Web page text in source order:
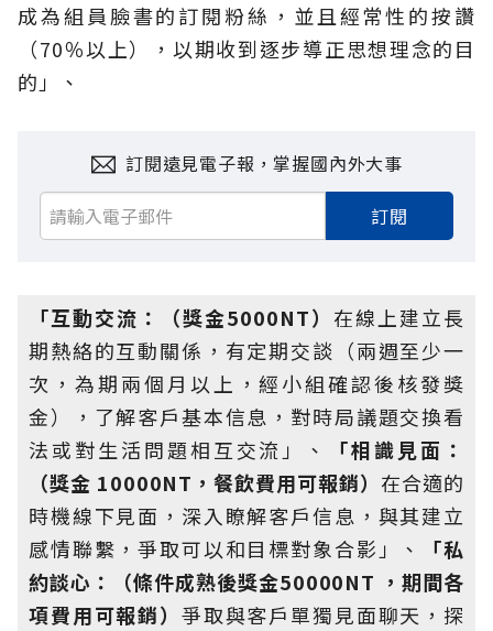
成為組員臉書的訂閱粉絲，並且經常性的按讚
（70％以上），以期收到逐步導正思想理念的目
的」、
訂閱遠見電子報，掌握國內外大事
訂閱
「互動交流：（獎金5000NT） 在線上建立長
期熱絡的互動關係，有定期交談（兩週至少一
次，為期兩個月以上，經小組確認後核發獎
金），了解客戶基本信息，對時局議題交換看
法或對生活問題相互交流」、
「相識見面：
（獎金 10000NT，餐飲費用可報銷） 在合適的
時機線下見面，深入瞭解客戶信息，與其建立
感情聯繫，爭取可以和目標對象合影」、
「私
約談心：（條件成熟後獎金50000NT ，期間各
項費用可報銷） 爭取與客戶單獨見面聊天，探